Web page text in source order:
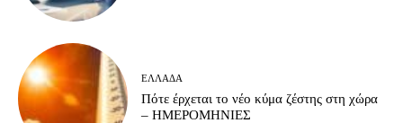
ΕΛΛΆΔΑ
Πότε έρχεται το νέο κύμα ζέστης στη χώρα
– ΗΜΕΡΟΜΗΝΙΕΣ